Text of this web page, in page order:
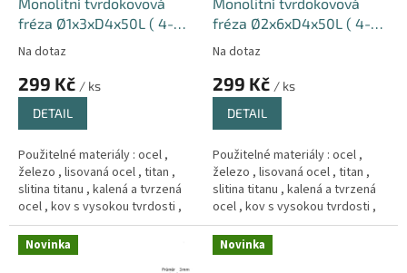
fréza Ø1x3xD4x50L ( 4-
Na dotaz
299 Kč / ks
DETAIL
Použitelné materiály : ocel ,
železo , lisovaná ocel , titan ,
slitina titanu , kalená a tvrzená
ocel , kov s vysokou tvrdosti ,
Měd´ , litina .
fréza Ø2x6xD4x50L ( 4-
Na dotaz
299 Kč / ks
DETAIL
Použitelné materiály : ocel ,
železo , lisovaná ocel , titan ,
slitina titanu , kalená a tvrzená
ocel , kov s vysokou tvrdosti ,
Měd´ , litina .
Novinka Novinka